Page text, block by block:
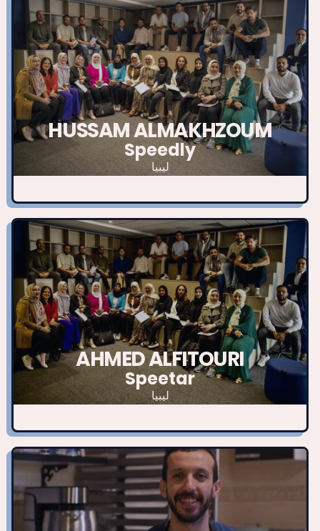
HUSSAM ALMAKHZOUM
Speedly
ليبيا
AHMED ALFITOURI
Speetar
ليبيا